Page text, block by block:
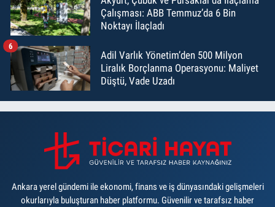
Çalışması: ABB Temmuz’da 6 Bin
Noktayı İlaçladı
Adil Varlık Yönetim’den 500 Milyon
Liralık Borçlanma Operasyonu: Maliyet
Düştü, Vade Uzadı
6
Ankara yerel gündemi ile ekonomi, finans ve iş dünyasındaki gelişmeleri
okurlarıyla buluşturan haber platformu. Güvenilir ve tarafsız haber